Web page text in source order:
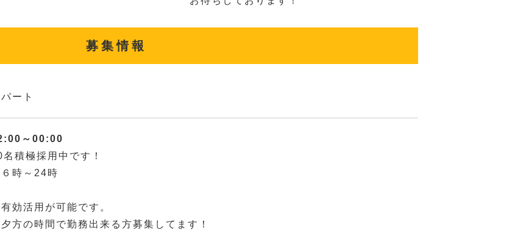
募集情報
ート
～00:00
積極採用中です！
時～24時
効活用が可能です。
方の時間で勤務出来る方募集してます！